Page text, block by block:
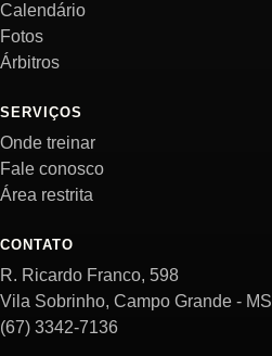
Calendário
Fotos
Árbitros
SERVIÇOS
Onde treinar
Fale conosco
Área restrita
CONTATO
R. Ricardo Franco, 598
Vila Sobrinho, Campo Grande - MS
(67) 3342-7136